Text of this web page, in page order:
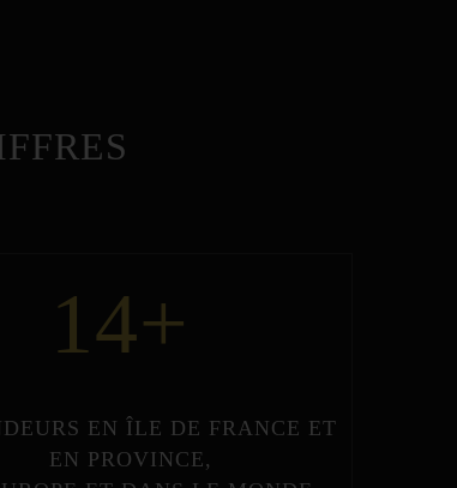
14+
EN ÎLE DE FRANCE ET
EN PROVINCE,